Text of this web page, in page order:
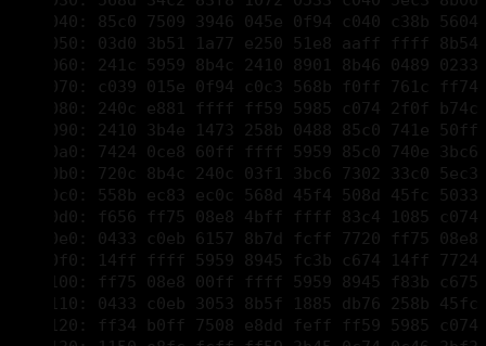
00003070: c039 015e 0f94 c0c3 568b f0ff 761c
00003080: 240c e881 ffff ff59 5985 c074 2f0f
00003090: 2410 3b4e 1473 258b 0488 85c0 741e
000030a0: 7424 0ce8 60ff ffff 5959 85c0 740e
000030b0: 720c 8b4c 240c 03f1 3bc6 7302 33c0
000030c0: 558b ec83 ec0c 568d 45f4 508d 45fc
000030d0: f656 ff75 08e8 4bff ffff 83c4 1085
000030e0: 0433 c0eb 6157 8b7d fcff 7720 ff75
000030f0: 14ff ffff 5959 8945 fc3b c674 14ff
00003100: ff75 08e8 00ff ffff 5959 8945 f83b
00003110: 0433 c0eb 3053 8b5f 1885 db76 258b
00003120: ff34 b0ff 7508 e8dd feff ff59 5985
00003130: 1150 e8fc fcff ff59 3b45 0c74 0c46
00003140: 72db 33c0 5b5f 5ec9 c38b 45f8 0fb7
00003150: 50ff 75f4 8bc7 ff75 08e8 1aff ffff
00003160: 0ceb e1cc ff25 3834 0100 ff25 3c34